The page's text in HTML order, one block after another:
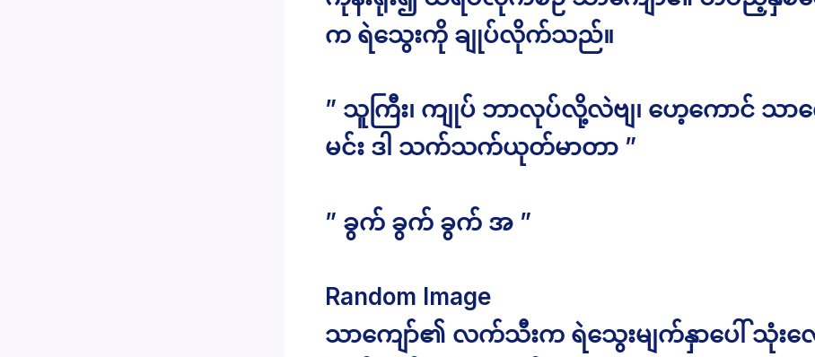
က ရဲသွေးကို ချုပ်လိုက်သည်။
” သူကြီး၊ ကျုပ် ဘာလုပ်လို့လဲဗျ၊ ဟေ့ကောင် သာက
မင်း ဒါ သက်သက်ယုတ်မာတာ ”
” ခွက် ခွက် ခွက် အ ”
Random Image
သာကျော်၏ လက်သီးက ရဲသွေးမျက်နှာပေါ် သုံးလ